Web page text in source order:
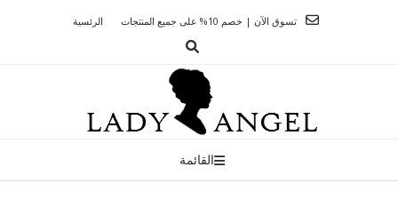
الرئسية تسوق الآن | خصم 10% على جميع المنتجات
القائمة